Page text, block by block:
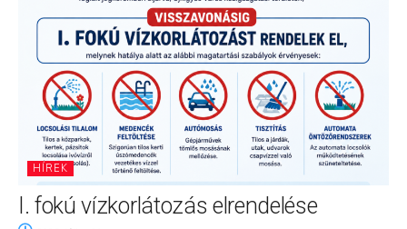
HÍREK
I. fokú vízkorlátozás elrendelése